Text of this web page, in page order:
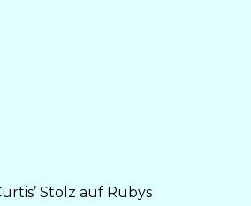
Stolz auf Rubys